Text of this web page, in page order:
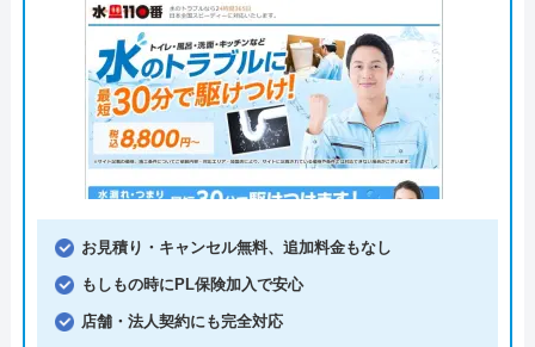
お見積り・キャンセル無料、追加料金もなし
もしもの時にPL保険加入で安心
店舗・法人契約にも完全対応